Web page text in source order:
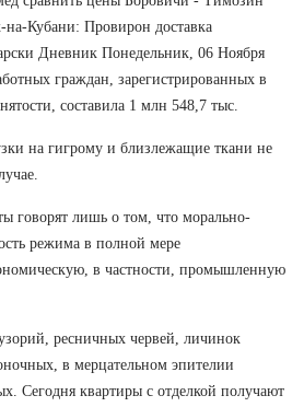
на-Кубани: Провирон доставка
Дневник Понедельник, 06 Ноября
граждан, зарегистрированных в
составила 1 млн 548,7 тыс.
на гигрому и близлежащие ткани не
говорят лишь о том, что морально-
режима в полной мере
в частности, промышленную
ресничных червей, личинок
в мерцательном эпителии
Сегодня квартиры с отделкой получают